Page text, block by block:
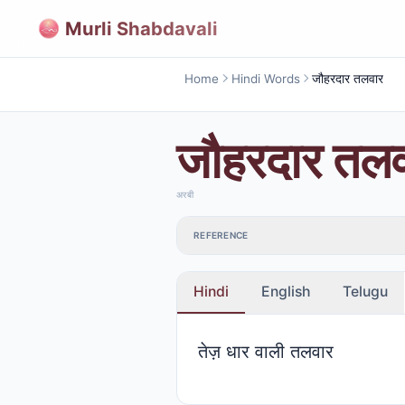
Murli Shabdavali
Home Hindi Words जौहरदार तलवार
जौहरदार
अरबी
REFERENCE
Hindi English Telugu
तेज़ धार वाली तलवार